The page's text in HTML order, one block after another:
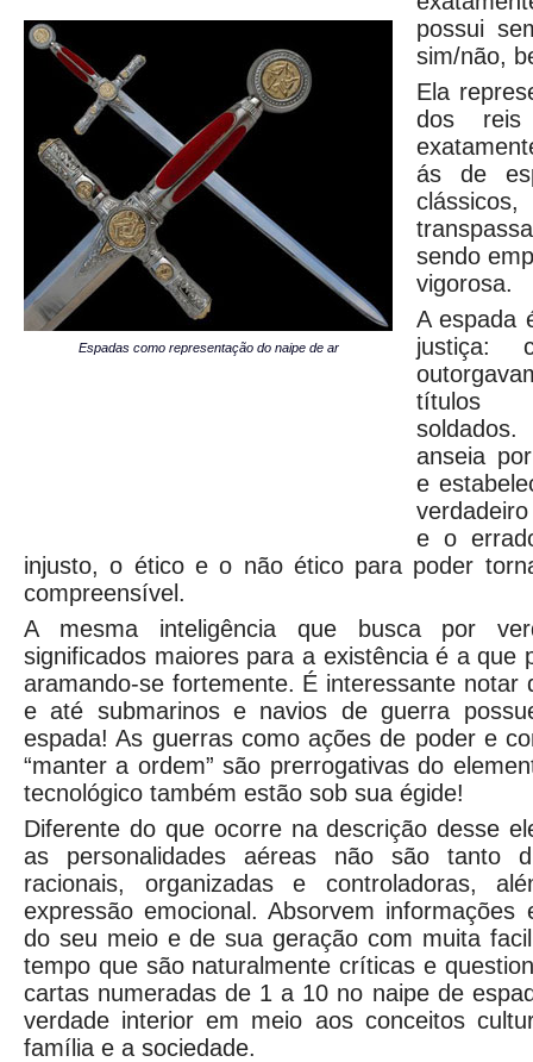
Espadas como representação do naipe de ar
possui
sim/não,
Ela
dos
ás de
sendo
vigorosa.
A espada
justiça:
títulos
anseia
e
e o
injusto, o ético e o não ético para poder
compreensível.
A mesma inteligência que busca por
significados maiores para a existência é a que
aramando-se fortemente. É interessante notar
e até submarinos e navios de guerra
espada! As guerras como ações de poder e
“manter a ordem” são prerrogativas do
tecnológico também estão sob sua égide!
Diferente do que ocorre na descrição desse
as personalidades aéreas não são tanto
racionais, organizadas e controladoras,
expressão emocional. Absorvem informações
do seu meio e de sua geração com muita
tempo que são naturalmente críticas e
cartas numeradas de 1 a 10 no naipe de
verdade interior em meio aos conceitos
família e a sociedade.